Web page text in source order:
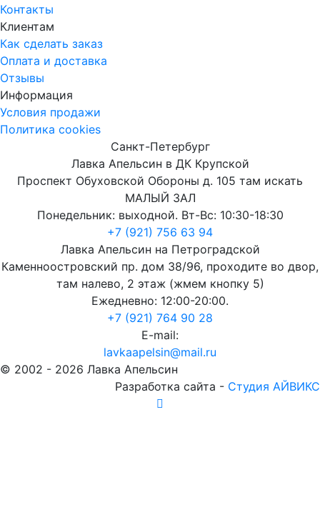
Контакты
Клиентам
Как сделать заказ
Оплата и доставка
Отзывы
Информация
Условия продажи
Политика cookies
Санкт-Петербург
Лавка Апельсин в ДК Крупской
Проспект Обуховской Обороны д. 105 там искать
МАЛЫЙ ЗАЛ
Понедельник: выходной. Вт-Вс: 10:30-18:30
+7 (921) 756 63 94
Лавка Апельсин на Петроградской
Каменноостровский пр. дом 38/96, проходите во двор,
там налево, 2 этаж (жмем кнопку 5)
Ежедневно: 12:00-20:00.
+7 (921) 764 90 28
E-mail:
lavkaapelsin@mail.ru
© 2002 - 2026 Лавка Апельсин
Разработка сайта - Студия АЙВИКС